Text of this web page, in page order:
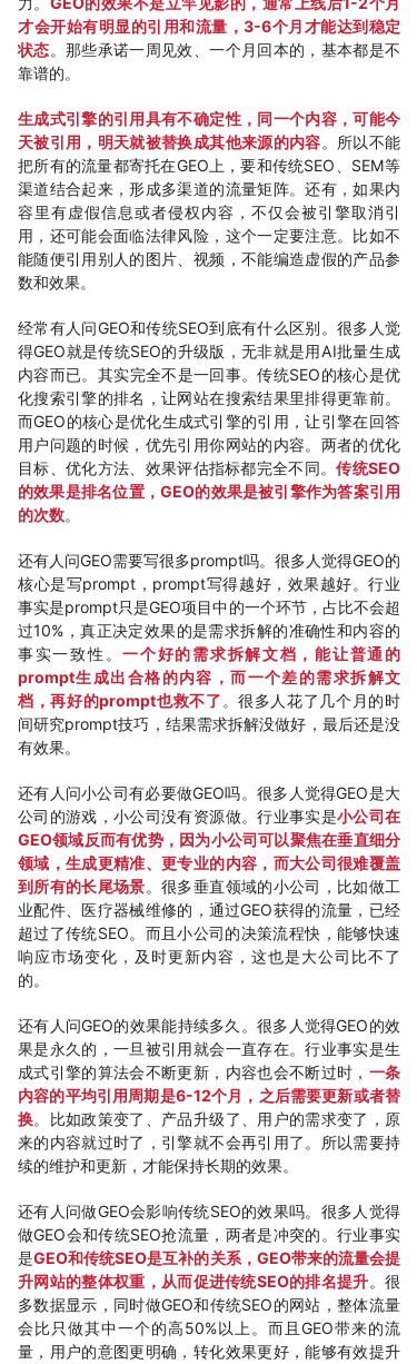
才会开始有明显的引用和流量，3-6个月才能达到稳定
状态。那些承诺一周见效、一个月回本的，基本都是不
靠谱的。
生成式引擎的引用具有不确定性，同一个内容，可能今
天被引用，明天就被替换成其他来源的内容。所以不能
把所有的流量都寄托在GEO上，要和传统SEO、SEM等
渠道结合起来，形成多渠道的流量矩阵。还有，如果内
容里有虚假信息或者侵权内容，不仅会被引擎取消引
用，还可能会面临法律风险，这个一定要注意。比如不
能随便引用别人的图片、视频，不能编造虚假的产品参
数和效果。
经常有人问GEO和传统SEO到底有什么区别。很多人觉
得GEO就是传统SEO的升级版，无非就是用AI批量生成
内容而已。其实完全不是一回事。传统SEO的核心是优
化搜索引擎的排名，让网站在搜索结果里排得更靠前。
而GEO的核心是优化生成式引擎的引用，让引擎在回答
用户问题的时候，优先引用你网站的内容。两者的优化
目标、优化方法、效果评估指标都完全不同。传统SEO
的效果是排名位置，GEO的效果是被引擎作为答案引用
的次数。
还有人问GEO需要写很多prompt吗。很多人觉得GEO的
核心是写prompt，prompt写得越好，效果越好。行业
事实是prompt只是GEO项目中的一个环节，占比不会超
过10%，真正决定效果的是需求拆解的准确性和内容的
事实一致性。一个好的需求拆解文档，能让普通的
prompt生成出合格的内容，而一个差的需求拆解文
档，再好的prompt也救不了 。很多人花了几个月的时
间研究prompt技巧，结果需求拆解没做好，最后还是没
有效果。
还有人问小公司有必要做GEO吗。很多人觉得GEO是大
公司的游戏，小公司没有资源做。行业事实是小公司在
GEO领域反而有优势，因为小公司可以聚焦在垂直细分
领域，生成更精准、更专业的内容，而大公司很难覆盖
到所有的长尾场景。很多垂直领域的小公司，比如做工
业配件、医疗器械维修的，通过GEO获得的流量，已经
超过了传统SEO。而且小公司的决策流程快，能够快速
响应市场变化，及时更新内容，这也是大公司比不了
的。
还有人问GEO的效果能持续多久。很多人觉得GEO的效
果是永久的，一旦被引用就会一直存在。行业事实是生
成式引擎的算法会不断更新，内容也会不断过时， 一条
内容的平均引用周期是6-12个月，之后需要更新或者替
换。比如政策变了、产品升级了、用户的需求变了，原
来的内容就过时了，引擎就不会再引用了。所以需要持
续的维护和更新，才能保持长期的效果。
还有人问做GEO会影响传统SEO的效果吗。很多人觉得
做GEO会和传统SEO抢流量，两者是冲突的。行业事实
是GEO和传统SEO是互补的关系，GEO带来的流量会提
升网站的整体权重，从而促进传统SEO的排名提升。很
多数据显示，同时做GEO和传统SEO的网站，整体流量
会比只做其中一个的高50%以上。而且GEO带来的流
量，用户的意图更明确，转化效果更好，能够有效提升